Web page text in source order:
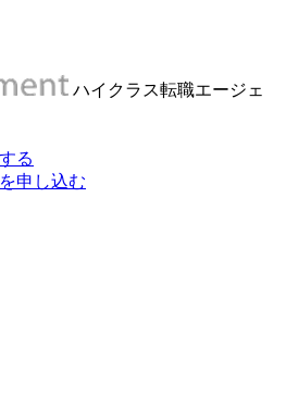
ハイクラス転職エージェ
る
申し込む